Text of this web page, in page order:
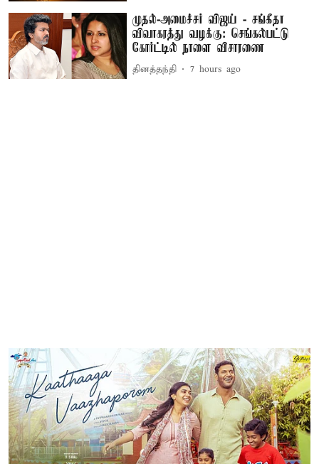
முதல்-அமைச்சர் விஜய் - சங்கீதா
விவாகரத்து வழக்கு: செங்கல்பட்டு
கோர்ட்டில் நாளை விசாரணை
தினத்தந்தி 7 hours ago